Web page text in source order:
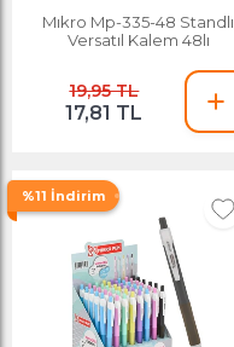
Mıkro Mp-335-48 Standlı
Versatıl Kalem 48lı
19,95 TL
17,81 TL
%11 İndirim